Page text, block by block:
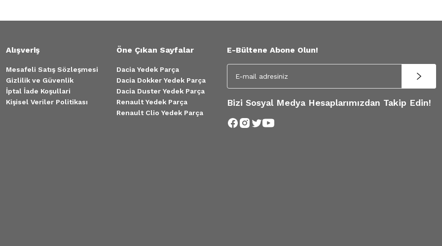
Alışveriş
Mesafeli Satış Sözleşmesi
Gizlilik ve Güvenlik
İptal İade Koşullari
Kişisel Veriler Politikası
Öne Çıkan Sayfalar
Dacia Yedek Parça
Dacia Dokker Yedek Parça
Dacia Duster Yedek Parça
Renault Yedek Parça
Renault Clio Yedek Parça
E-Bültene Abone Olun!
Bizi Sosyal Medya Hesaplarımızdan Takip Edin!